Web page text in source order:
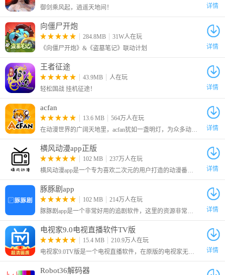
御剑乘风起，逍遥天地间！
详情
向僵尸开炮
284.8MB
31W人在玩
《向僵尸开炮》&《盗墓笔记》联动计划
详情
王者征途
43.9MB
人在玩
轻松国战 挂机征途！
详情
acfan
13.6 MB
564万人在玩
在动漫世界的广阔天地里，acfan犹如一盏明灯，为众多动漫爱好者照亮前行的道路。这款深受用户喜爱的动漫播放软件，不仅坐拥海量一手动漫资源，还提供超清画质与闪电般的加载速度，让你随时随地畅享动漫的乐趣。
详情
横风动漫app正版
102 MB
237万人在玩
横风动漫app是一个专为喜欢二次元的用户打造的动漫番剧平台，这里有着海量的热门的动画，同时也收录了许多已经完结的经典动画
详情
豚豚剧app
102 MB
214万人在玩
豚豚剧app是一个非常好用的追剧软件，这里的资源非常的丰富，可以免费看全网腐剧、百合、动漫、泰剧、韩剧、欧美剧等海外剧，在这个平台上面，可以获取大量的影视剧资源
详情
电视家9.0电视直播软件TV版
15.4 MB
210.9万人在玩
电视家9.0TV版是一个电视直播软件，在原版的电视家无了之后，我们就可以来使用这个全新的9.0版本，这是借名复活的版本，让大家可以继续享受看电视的乐趣。
详情
Robot36解码器